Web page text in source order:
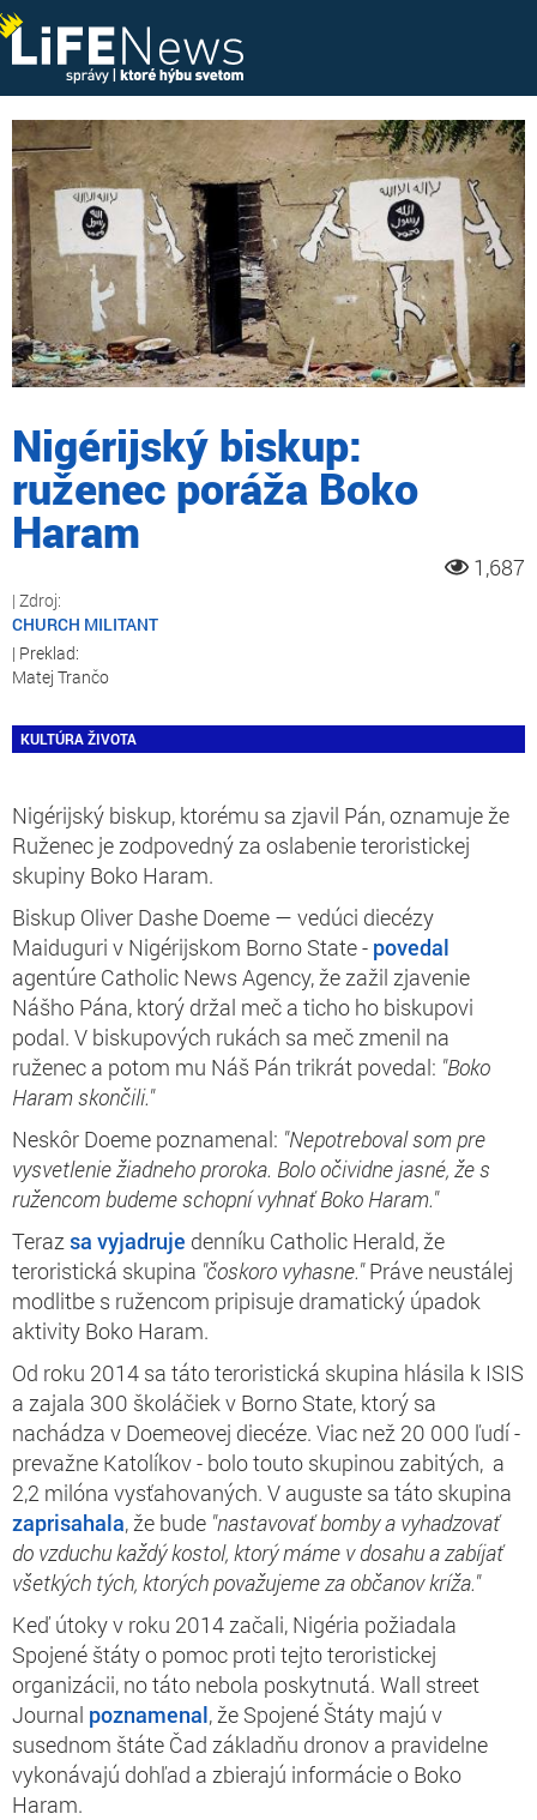
Nigérijský biskup:
ruženec poráža Boko
Haram
1,687
CHURCH MILITANT
Matej Trančo
KULTÚRA ŽIVOTA
Nigérijský biskup, ktorému sa zjavil Pán, oznamuje že
Ruženec je zodpovedný za oslabenie teroristickej
skupiny Boko Haram.
Biskup Oliver Dashe Doeme — vedúci diecézy
Maiduguri v Nigérijskom Borno State - povedal
agentúre Catholic News Agency, že zažil zjavenie
Nášho Pána, ktorý držal meč a ticho ho biskupovi
podal. V biskupových rukách sa meč zmenil na
ruženec a potom mu Náš Pán trikrát povedal: "Boko
Haram skončili."
Neskôr Doeme poznamenal: "Nepotreboval som pre
vysvetlenie žiadneho proroka. Bolo očividne jasné, že s
ružencom budeme schopní vyhnať Boko Haram."
Terazsa vyjadruje denníku Catholic Herald, že
teroristická skupina "čoskoro vyhasne."Práve neustálej
modlitbe s ružencom pripisuje dramatický úpadok
aktivity Boko Haram.
Od roku 2014 sa táto teroristická skupina hlásila k ISIS
a zajala 300 školáčiek v Borno State, ktorý sa
nachádza v Doemeovej diecéze. Viac než 20 000 ľudí -
prevažne Katolíkov - bolo touto skupinou zabitých, a
2,2 milóna vysťahovaných. V auguste sa táto skupina
zaprisahala, že bude "nastavovať bomby a vyhadzovať
do vzduchu každý kostol, ktorý máme v dosahu a zabíjať
všetkých tých, ktorých považujeme za občanov kríža."
Keď útoky v roku 2014 začali, Nigéria požiadala
Spojené štáty o pomoc proti tejto teroristickej
organizácii, no táto nebola poskytnutá. Wall street
Journal poznamenal, že Spojené Štáty majú v
susednom štáte Čad základňu dronov a pravidelne
vykonávajú dohľad a zbierajú informácie o Boko
Haram.